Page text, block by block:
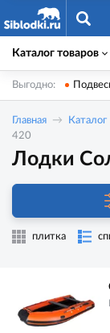
Каталог товаров
Выгодно:
Главная Каталог
420
Лодки
плитка